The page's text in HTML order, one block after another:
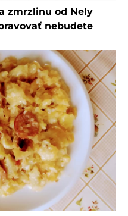
zmrzlinu od Nely
nebudete